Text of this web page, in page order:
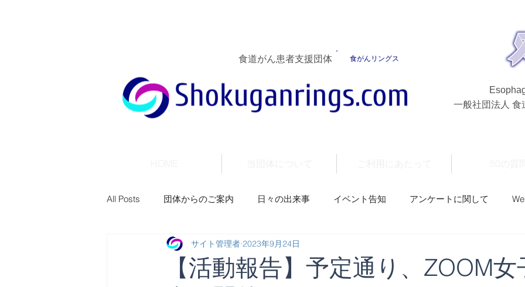
食道がん患者支援団体 食がんリングス
一般社団法人 食
All Posts 団体からのご案内 日々の出来事 イベント告知 アンケートに関して
【活動報告】予定通り、ZOOM
サイト管理者 2023年9月24日